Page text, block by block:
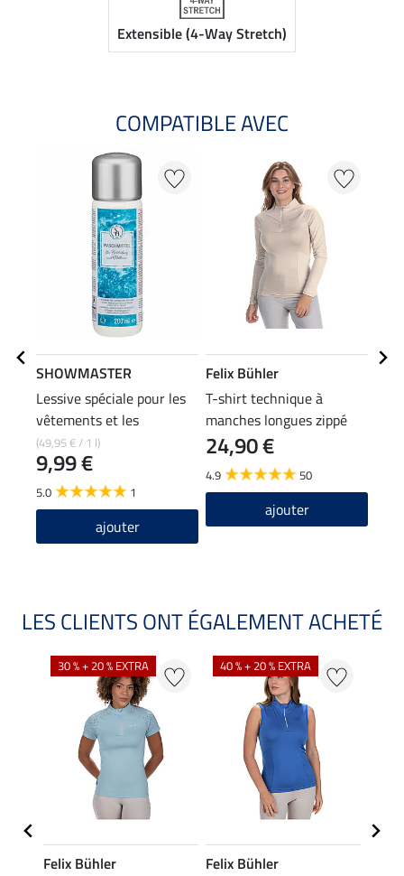
Extensible (4-Way Stretch)
COMPATIBLE AVEC
SHOWMASTER
Lessive spéciale pour les
vêtements et les
pantalons d'équitation
(49,95 € / 1 l)
9,99 €
5.0 1
ajouter
Felix Bühler
T-shirt technique à
manches longues zippé
Sofie
24,90 €
4.9 50
ajouter
LES CLIENTS ONT ÉGALEMENT ACHETÉ
30 % + 20 % EXTRA
Felix Bühler
40 % + 20 % EXTRA
Felix Bühler